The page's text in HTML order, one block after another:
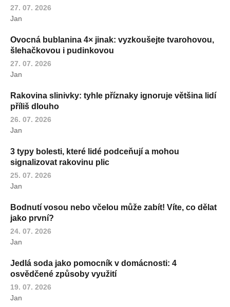
27. 07. 2026
Jan
Ovocná bublanina 4× jinak: vyzkoušejte tvarohovou,
šlehačkovou i pudinkovou
27. 07. 2026
Jan
Rakovina slinivky: tyhle příznaky ignoruje většina lidí
příliš dlouho
26. 07. 2026
Jan
3 typy bolesti, které lidé podceňují a mohou
signalizovat rakovinu plic
25. 07. 2026
Jan
Bodnutí vosou nebo včelou může zabít! Víte, co dělat
jako první?
24. 07. 2026
Jan
Jedlá soda jako pomocník v domácnosti: 4
osvědčené způsoby využití
19. 07. 2026
Jan